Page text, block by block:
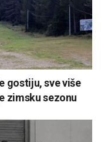
gostiju, sve više
zimsku sezonu